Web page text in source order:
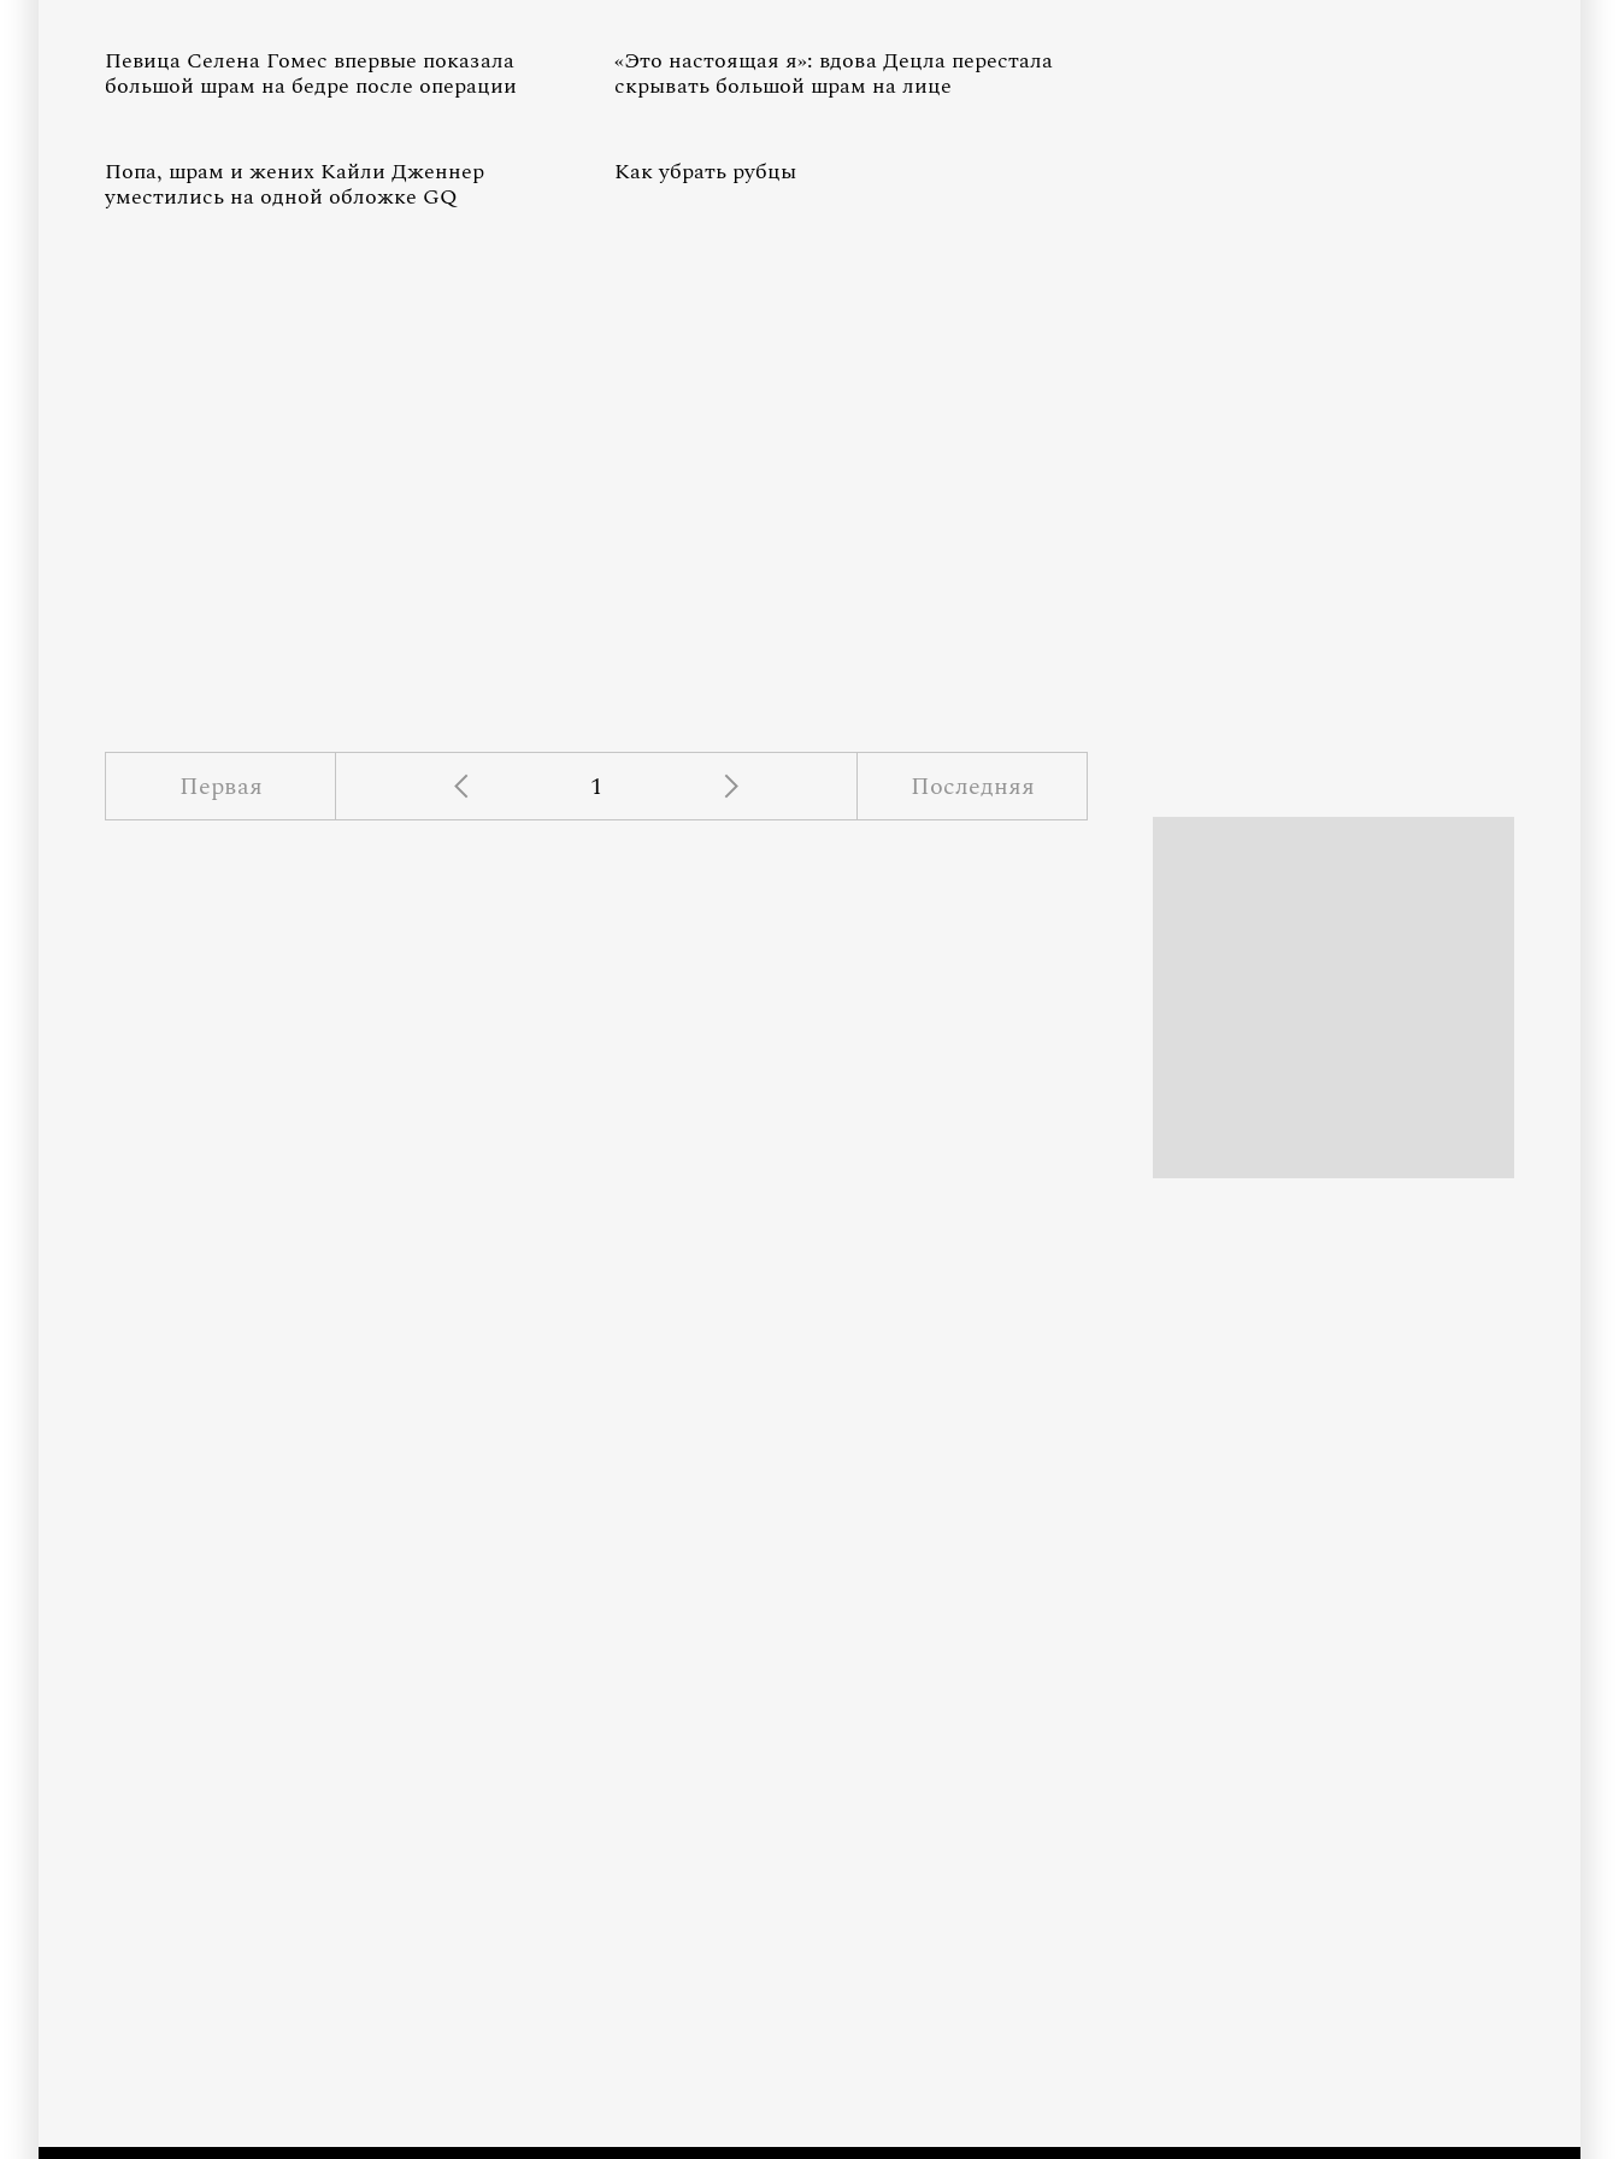
Певица Селена Гомес впервые показала
большой шрам на бедре после операции
«Это настоящая я»: вдова Децла перестала
скрывать большой шрам на лице
Попа, шрам и жених Кайли Дженнер
уместились на одной обложке GQ
Как убрать рубцы
Первая 1 Последняя